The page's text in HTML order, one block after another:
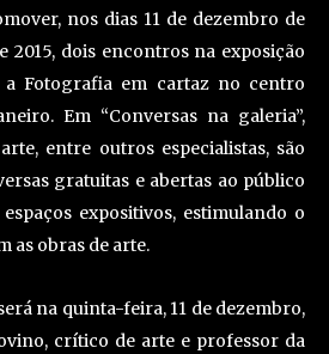
nos dias 11 de dezembro de
2015, dois encontros na exposição
a Fotografia em cartaz no centro
Em “Conversas na galeria”,
entre outros especialistas, são
gratuitas e abertas ao público
expositivos, estimulando o
as obras de arte.
na quinta-feira, 11 de dezembro,
crítico de arte e professor da